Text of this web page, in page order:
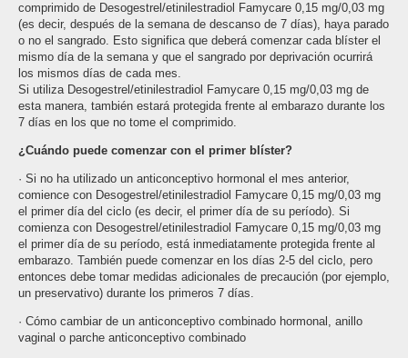
comprimido de Desogestrel/etinilestradiol Famycare 0,15 mg/0,03 mg
(es decir, después de la semana de descanso de 7 días), haya parado
o no el sangrado. Esto significa que deberá comenzar cada blíster el
mismo día de la semana y que el sangrado por deprivación ocurrirá
los mismos días de cada mes.
Si utiliza Desogestrel/etinilestradiol Famycare 0,15 mg/0,03 mg de
esta manera, también estará protegida frente al embarazo durante los
7 días en los que no tome el comprimido.
¿Cuándo puede comenzar con el primer blíster?
· Si no ha utilizado un anticonceptivo hormonal el mes anterior,
comience con Desogestrel/etinilestradiol Famycare 0,15 mg/0,03 mg
el primer día del ciclo (es decir, el primer día de su período). Si
comienza con Desogestrel/etinilestradiol Famycare 0,15 mg/0,03 mg
el primer día de su período, está inmediatamente protegida frente al
embarazo. También puede comenzar en los días 2-5 del ciclo, pero
entonces debe tomar medidas adicionales de precaución (por ejemplo,
un preservativo) durante los primeros 7 días.
· Cómo cambiar de un anticonceptivo combinado hormonal, anillo
vaginal o parche anticonceptivo combinado